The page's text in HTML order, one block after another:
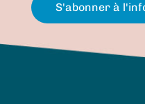
S'abonner à